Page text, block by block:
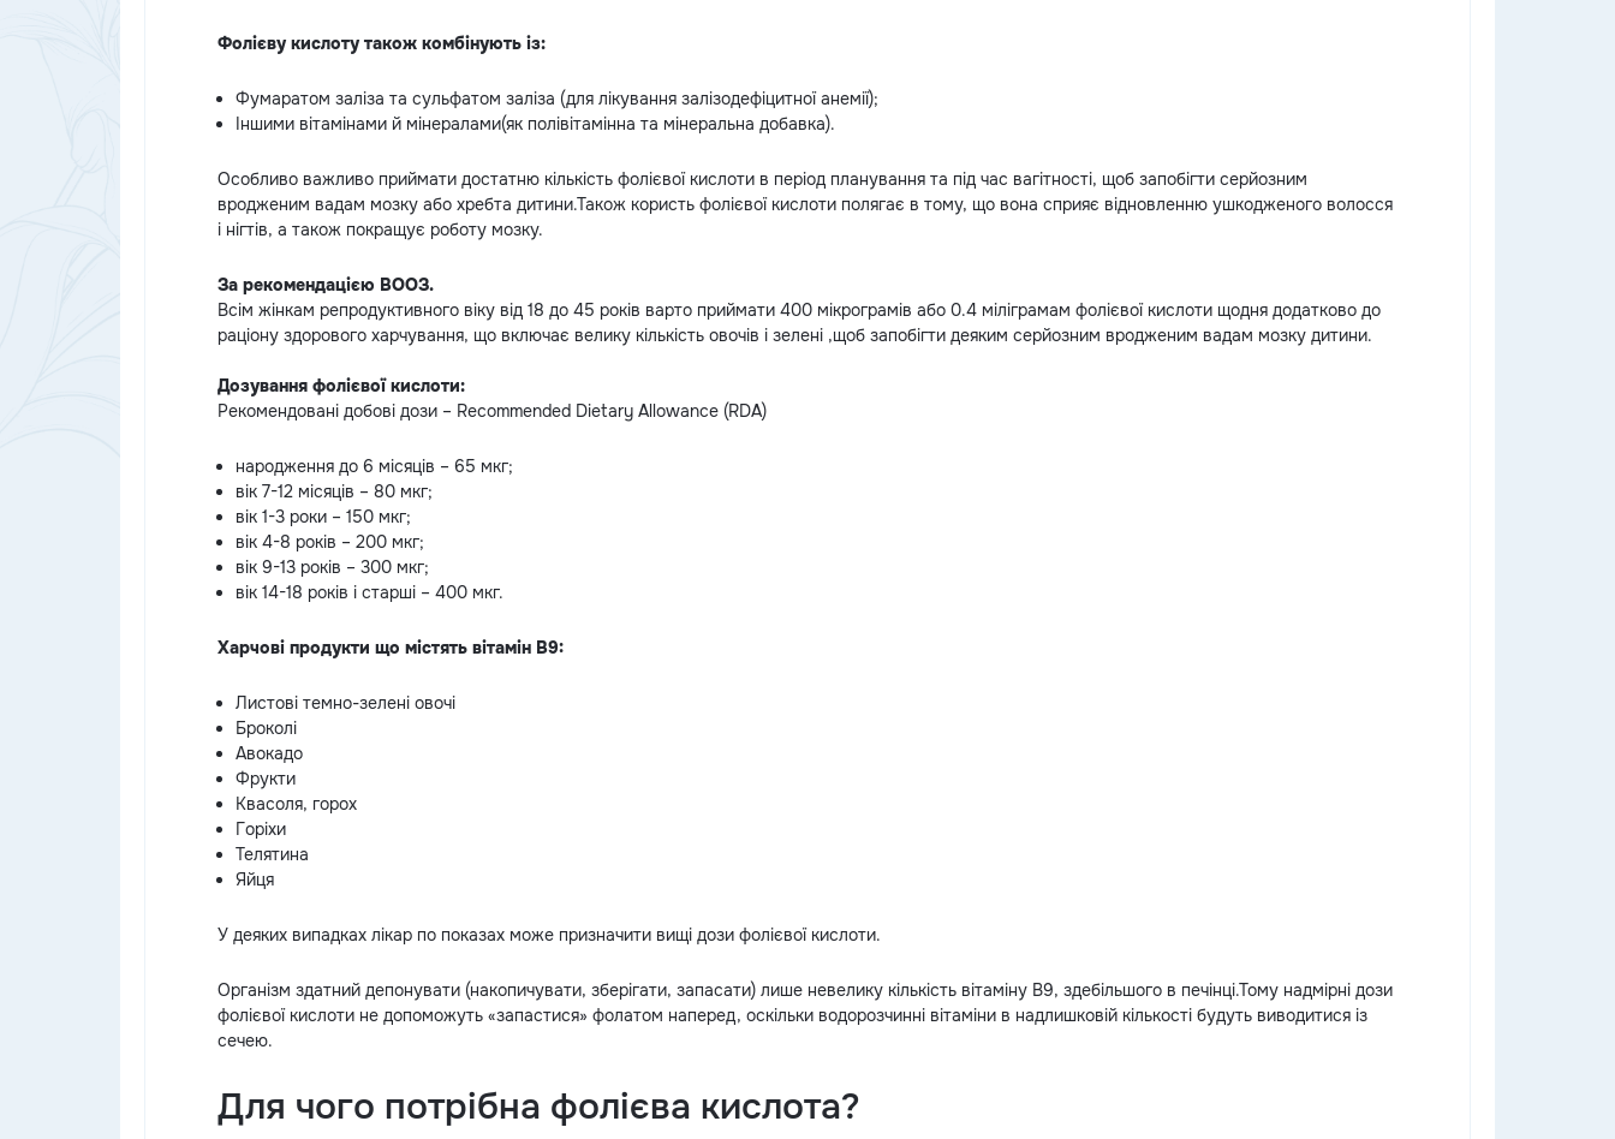
Фолієву кислоту також комбінують із:
Фумаратом заліза та сульфатом заліза (для лікування залізодефіцитної анемії);
Іншими вітамінами й мінералами(як полівітамінна та мінеральна добавка).
Особливо важливо приймати достатню кількість фолієвої кислоти в період планування та під час вагітності, щоб запобігти серйозним
вродженим вадам мозку або хребта дитини.Також користь фолієвої кислоти полягає в тому, що вона сприяє відновленню ушкодженого волосся
і нігтів, а також покращує роботу мозку.
За рекомендацією ВООЗ.
Всім жінкам репродуктивного віку від 18 до 45 років варто приймати 400 мікрограмів або 0.4 міліграмам фолієвої кислоти щодня додатково до
раціону здорового харчування, що включає велику кількість овочів і зелені ,щоб запобігти деяким серйозним вродженим вадам мозку дитини.
Дозування фолієвої кислоти:
Рекомендовані добові дози – Recommended Dietary Allowance (RDA)
народження до 6 місяців – 65 мкг;
вік 7-12 місяців – 80 мкг;
вік 1-3 роки – 150 мкг;
вік 4-8 років – 200 мкг;
вік 9-13 років – 300 мкг;
вік 14-18 років і старші – 400 мкг.
Харчові продукти що містять вітамін В9:
Листові темно-зелені овочі
Броколі
Авокадо
Фрукти
Квасоля, горох
Горіхи
Телятина
Яйця
У деяких випадках лікар по показах може призначити вищі дози фолієвої кислоти.
Організм здатний депонувати (накопичувати, зберігати, запасати) лише невелику кількість вітаміну В9, здебільшого в печінці.Тому надмірні дози
фолієвої кислоти не допоможуть «запастися» фолатом наперед, оскільки водорозчинні вітаміни в надлишковій кількості будуть виводитися із
сечею.
Для чого потрібна фолієва кислота?